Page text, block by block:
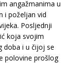
angažmanima u
i poželjan vid
Posljednji
koja svojim
doba i u čijoj se
polovine prošlog